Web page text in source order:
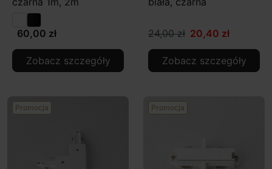
60,00 zł
Zobacz szczegóły
24,00 zł 20,40 zł
Zobacz szczegóły
Promocja Promocja